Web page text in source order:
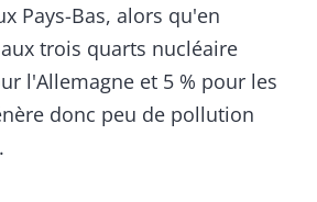
Pays-Bas, alors qu'en
trois quarts nucléaire
l'Allemagne et 5 % pour les
donc peu de pollution